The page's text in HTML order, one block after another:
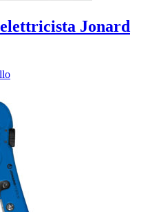
Jonard